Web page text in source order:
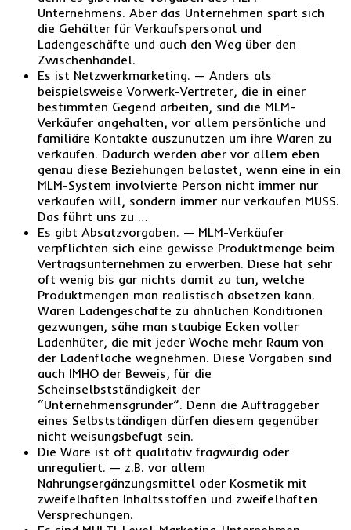
Unternehmens. Aber das Unternehmen spart sich
die Gehälter für Verkaufspersonal und
Ladengeschäfte und auch den Weg über den
Zwischenhandel.
Es ist Netzwerkmarketing. — Anders als
beispielsweise Vorwerk-Vertreter, die in einer
bestimmten Gegend arbeiten, sind die MLM-
Verkäufer angehalten, vor allem persönliche und
familiäre Kontakte auszunutzen um ihre Waren zu
verkaufen. Dadurch werden aber vor allem eben
genau diese Beziehungen belastet, wenn eine in ein
MLM-System involvierte Person nicht immer nur
verkaufen will, sondern immer nur verkaufen MUSS.
Das führt uns zu …
Es gibt Absatzvorgaben. — MLM-Verkäufer
verpflichten sich eine gewisse Produktmenge beim
Vertragsunternehmen zu erwerben. Diese hat sehr
oft wenig bis gar nichts damit zu tun, welche
Produktmengen man realistisch absetzen kann.
Wären Ladengeschäfte zu ähnlichen Konditionen
gezwungen, sähe man staubige Ecken voller
Ladenhüter, die mit jeder Woche mehr Raum von
der Ladenfläche wegnehmen. Diese Vorgaben sind
auch IMHO der Beweis, für die
Scheinselbstständigkeit der
“Unternehmensgründer”. Denn die Auftraggeber
eines Selbstständigen dürfen diesem gegenüber
nicht weisungsbefugt sein.
Die Ware ist oft qualitativ fragwürdig oder
unreguliert. — z.B. vor allem
Nahrungsergänzungsmittel oder Kosmetik mit
zweifelhaften Inhaltsstoffen und zweifelhaften
Versprechungen.